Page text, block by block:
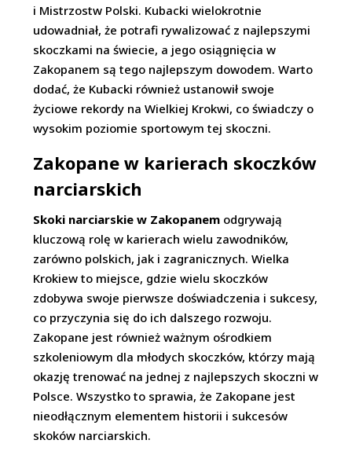
i Mistrzostw Polski. Kubacki wielokrotnie
udowadniał, że potrafi rywalizować z najlepszymi
skoczkami na świecie, a jego osiągnięcia w
Zakopanem są tego najlepszym dowodem. Warto
dodać, że Kubacki również ustanowił swoje
życiowe rekordy na Wielkiej Krokwi, co świadczy o
wysokim poziomie sportowym tej skoczni.
Zakopane w karierach skoczków
narciarskich
Skoki narciarskie w Zakopanem odgrywają
kluczową rolę w karierach wielu zawodników,
zarówno polskich, jak i zagranicznych. Wielka
Krokiew to miejsce, gdzie wielu skoczków
zdobywa swoje pierwsze doświadczenia i sukcesy,
co przyczynia się do ich dalszego rozwoju.
Zakopane jest również ważnym ośrodkiem
szkoleniowym dla młodych skoczków, którzy mają
okazję trenować na jednej z najlepszych skoczni w
Polsce. Wszystko to sprawia, że Zakopane jest
nieodłącznym elementem historii i sukcesów
skoków narciarskich.